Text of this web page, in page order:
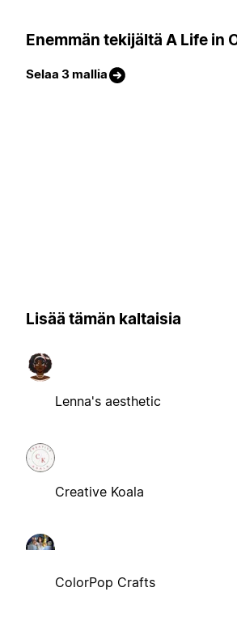
Enemmän tekijältä A Life in
Selaa 3 mallia
Lisää tämän kaltaisia
Lenna's aesthetic
Creative Koala
ColorPop Crafts